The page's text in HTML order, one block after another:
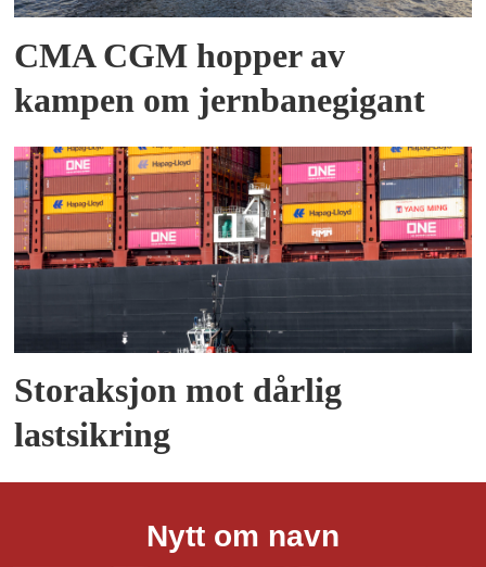
CMA CGM hopper av
kampen om jernbanegigant
Storaksjon mot dårlig
lastsikring
Nytt om navn